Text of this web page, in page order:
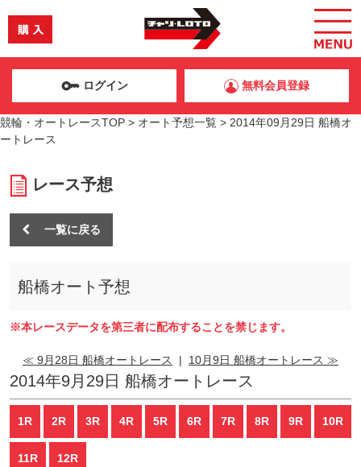
ログイン 無料会員登録
競輪・オートレースTOP > オート予想一覧 > 2014年09月29日 船橋オ
ートレース
レース予想
一覧に戻る
船橋オート予想
※本レースデータを第三者に配布することを禁じます。
≪ 9月28日 船橋オートレース | 10月9日 船橋オートレース ≫
2014年9月29日 船橋オートレース
1R 2R 3R 4R 5R 6R 7R 8R 9R 10R
11R 12R